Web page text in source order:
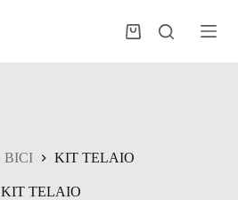
Carrello
BICI KIT TELAIO
KIT TELAIO